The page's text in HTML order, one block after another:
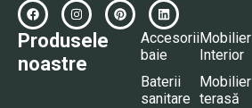
Produsele
noastre
Accesorii
baie
Baterii
sanitare
Mobilier
Interior
Mobilier
terasă